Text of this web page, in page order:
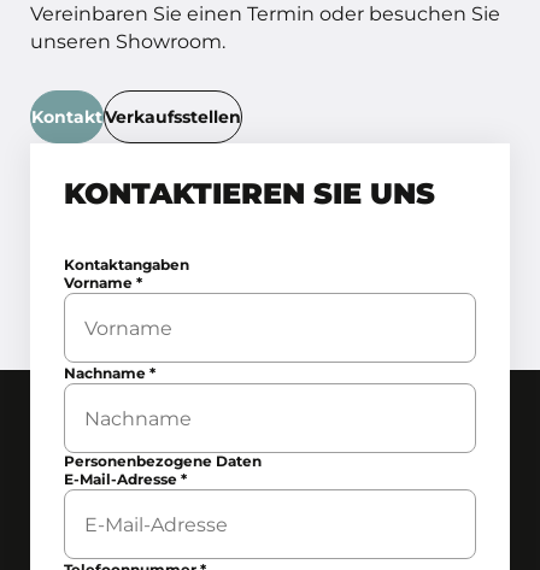
Vereinbaren Sie einen Termin oder besuchen Sie
unseren Showroom.
KontaktVerkaufsstellen
KONTAKTIEREN SIE UNS
Kontaktangaben
Vorname*
Nachname*
Personenbezogene Daten
E-Mail-Adresse*